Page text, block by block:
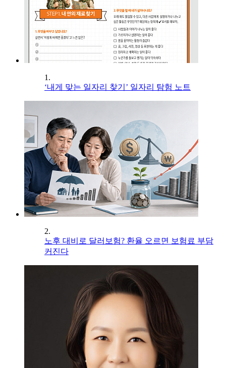
1.
‘내게 맞는 일자리 찾기’ 일자리 탐험 노트
2.
노후 대비로 달러보험? 환율 오르면 보험료 부담
커진다